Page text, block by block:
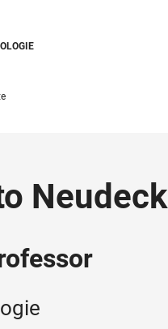
Neudeck